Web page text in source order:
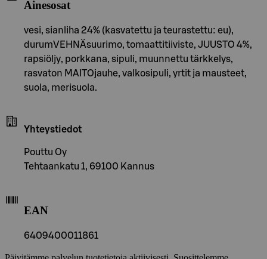
Ainesosat
vesi, sianliha 24% (kasvatettu ja teurastettu: eu),
durumVEHNÄsuurimo, tomaattitiiviste, JUUSTO 4%,
rapsiöljy, porkkana, sipuli, muunnettu tärkkelys,
rasvaton MAITOjauhe, valkosipuli, yrtit ja mausteet,
suola, merisuola.
Yhteystiedot
Pouttu Oy
Tehtaankatu 1, 69100 Kannus
EAN
6409400011861